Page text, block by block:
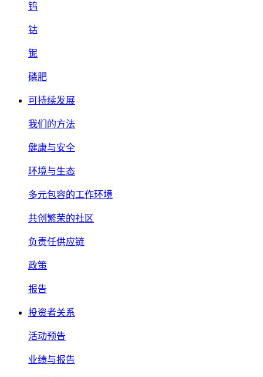
钨
钴
铌
磷肥
可持续发展
我们的方法
健康与安全
环境与生态
多元包容的工作环境
共创繁荣的社区
负责任供应链
政策
报告
投资者关系
活动预告
业绩与报告